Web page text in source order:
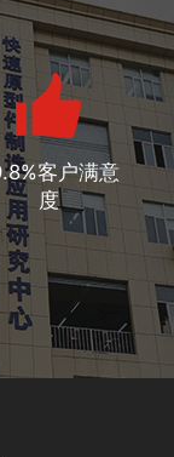
客户满意
度